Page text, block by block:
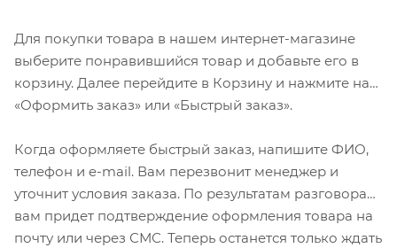
Для покупки товара в нашем интернет-магазине
выберите понравившийся товар и добавьте его в
корзину. Далее перейдите в Корзину и нажмите на
«Оформить заказ» или «Быстрый заказ».
Когда оформляете быстрый заказ, напишите ФИО,
телефон и e-mail. Вам перезвонит менеджер и
уточнит условия заказа. По результатам разговора
вам придет подтверждение оформления товара на
почту или через СМС. Теперь останется только ждать